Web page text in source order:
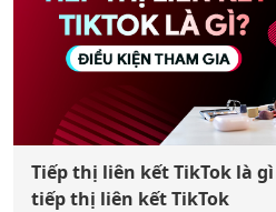
Tiếp thị liên kết TikTok là
tiếp thị liên kết TikTok